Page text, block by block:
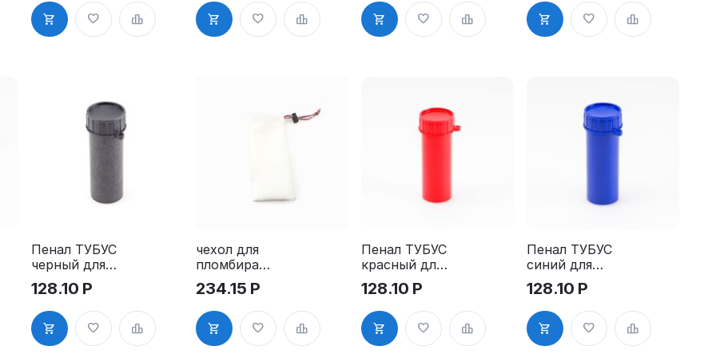
Пенал ТУБУС
черный для
ключей
пластиковый
100 мм,
диаметр 40
мм
128.10 Р
чехол для
пломбира
под сургуч
234.15 Р
Пенал ТУБУС
красный для
ключей
пластиковый
100 мм,
диаметр 40
мм
128.10 Р
Пенал ТУБУС
синий для
ключей
пластиковый
100 мм,
диаметр 40
мм
128.10 Р